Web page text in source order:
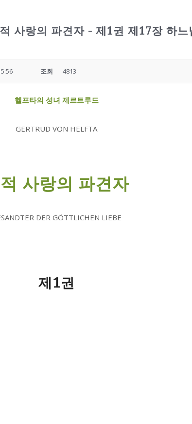
사랑의 파견자 - 제1권 제17장 하느
조회 4813
헬프타의 성녀 제르트루드
GERTRUD VON HELFTA
사랑의 파견자
DER GÖTTLICHEN LIEBE
제1권